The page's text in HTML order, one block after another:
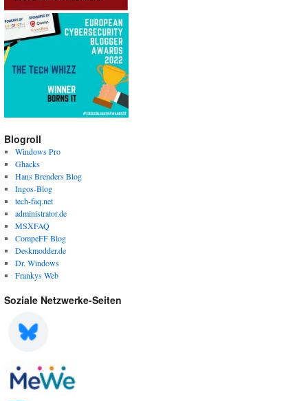
Blogroll
Windows Pro
Ghacks
Hans Brenders Blog
Ingos-Blog
tech-faq.net
administrator.de
MSXFAQ
CompeFF Blog
Deskmodder.de
Dr. Windows
Frankys Web
Soziale Netzwerke-Seiten